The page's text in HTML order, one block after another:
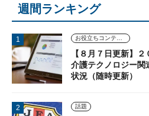
週間ランキング
お役立ちコンテンツ
【８月７日更新】
介護テクノロジー
状況（随時更新）
話題